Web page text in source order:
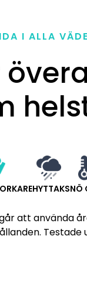
I ALLA
HYTTAKSNÖ
att använda
Testade